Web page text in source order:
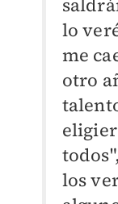
lo
me
otro
los